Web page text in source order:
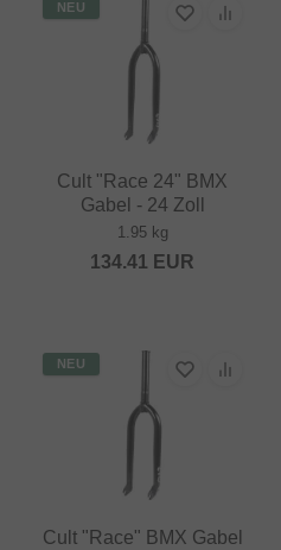
NEU
Cult "Race 24" BMX
Gabel - 24 Zoll
1.95 kg
134.41 EUR
NEU
Cult "Race" BMX Gabel